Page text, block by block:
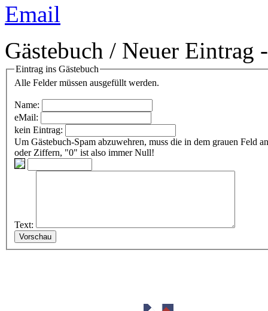
Email
Gästebuch / Neuer Eintrag
Eintrag ins Gästebuch
Alle Felder müssen ausgefüllt werden.
Name:
eMail:
kein Eintrag:
Um Gästebuch-Spam abzuwehren, muss die in dem grauen Feld angezeigte
oder Ziffern, "0" ist also immer Null!
Text: